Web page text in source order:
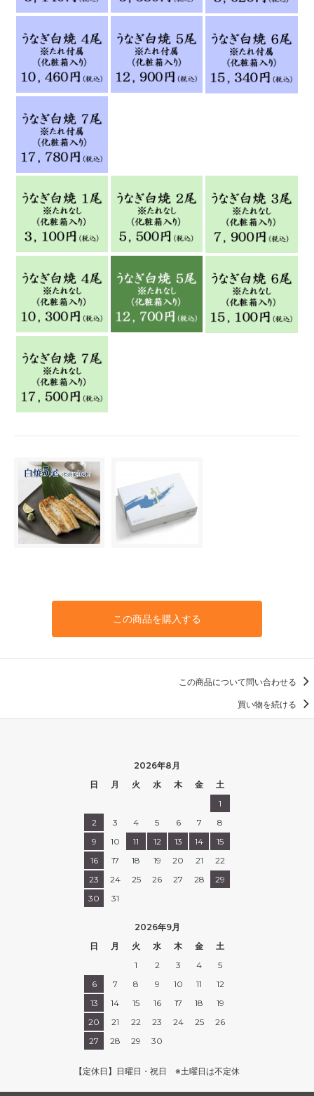
この商品を購入する
この商品について問い合わせる
買い物を続ける
2026年8月
日
月 火 水 木 金
土
1
2
3 4 5 6 7
8
9
10 11 12 13 14
15
16
17 18 19 20 21
22
23
24 25 26 27 28
29
30
31
2026年9月
日
月 火 水 木 金
土
1
2 3 4
5
6
7 8 9 10 11
12
13
14 15 16 17 18
19
20
21 22 23 24 25
26
27
28 29 30
【定休日】日曜日・祝日 ※土曜日は不定休